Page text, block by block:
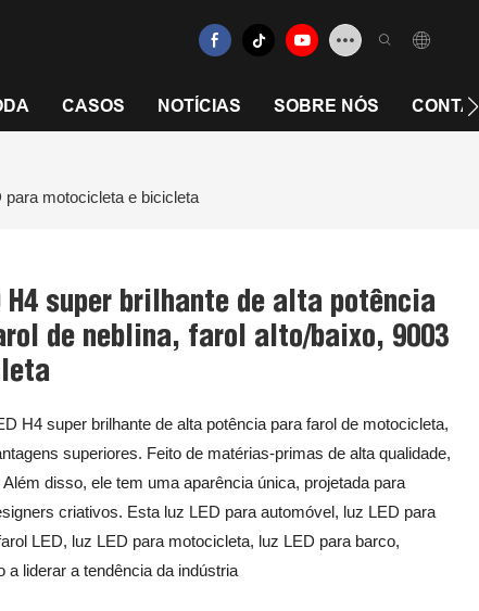
CASOS NOTÍCIAS SOBRE NÓS
para motocicleta e bicicleta
H4 super brilhante de alta potência
de neblina, farol alto/baixo, 9003
H4 super brilhante de alta potência para farol de motocicleta,
superiores. Feito de matérias-primas de alta qualidade,
disso, ele tem uma aparência única, projetada para
criativos. Esta luz LED para automóvel, luz LED para
LED, luz LED para motocicleta, luz LED para barco,
liderar a tendência da indústria